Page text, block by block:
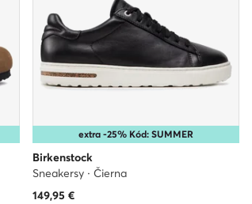
extra -25% Kód: SUMMER
Birkenstock
Sneakersy · Čierna
149,95 €